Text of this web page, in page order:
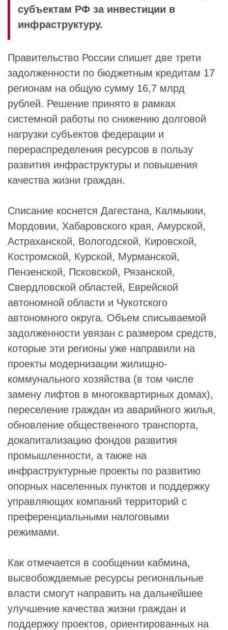
субъектам РФ за инвестиции в
инфраструктуру.
Правительство России спишет две трети
задолженности по бюджетным кредитам 17
регионам на общую сумму 16,7 млрд
рублей. Решение принято в рамках
системной работы по снижению долговой
нагрузки субъектов федерации и
перераспределения ресурсов в пользу
развития инфраструктуры и повышения
качества жизни граждан.
Списание коснется Дагестана, Калмыкии,
Мордовии, Хабаровского края, Амурской,
Астраханской, Вологодской, Кировской,
Костромской, Курской, Мурманской,
Пензенской, Псковской, Рязанской,
Свердловской областей, Еврейской
автономной области и Чукотского
автономного округа. Объем списываемой
задолженности увязан с размером средств,
которые эти регионы уже направили на
проекты модернизации жилищно-
коммунального хозяйства (в том числе
замену лифтов в многоквартирных домах),
переселение граждан из аварийного жилья,
обновление общественного транспорта,
докапитализацию фондов развития
промышленности, а также на
инфраструктурные проекты по развитию
опорных населенных пунктов и поддержку
управляющих компаний территорий с
преференциальными налоговыми
режимами.
Как отмечается в сообщении кабмина,
высвобождаемые ресурсы региональные
власти смогут направить на дальнейшее
улучшение качества жизни граждан и
поддержку проектов, ориентированных на